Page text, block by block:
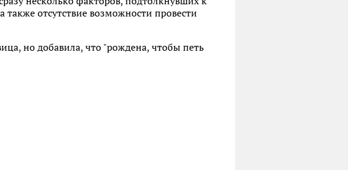
отсутствие возможности провести
но добавила, что "рождена, чтобы петь